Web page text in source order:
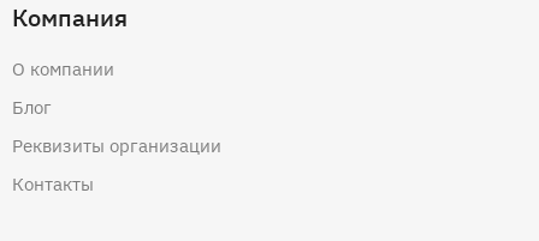
Компания
О компании
Блог
Реквизиты организации
Контакты